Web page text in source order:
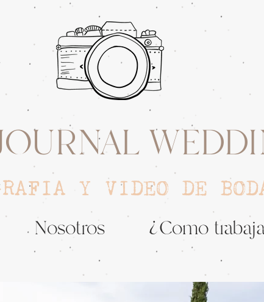
Y VIDEO DE
Nosotros ¿Como